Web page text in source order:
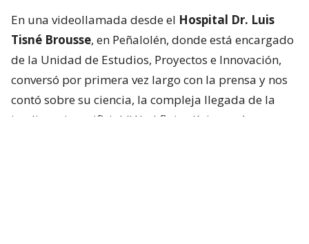
En una videollamada desde el Hospital Dr. Luis
Tisné Brousse, en Peñalolén, donde está encargado
de la Unidad de Estudios, Proyectos e Innovación,
conversó por primera vez largo con la prensa y nos
contó sobre su ciencia, la compleja llegada de la
inteligencia artificial (IA) al flujo clínico y cómo es ser